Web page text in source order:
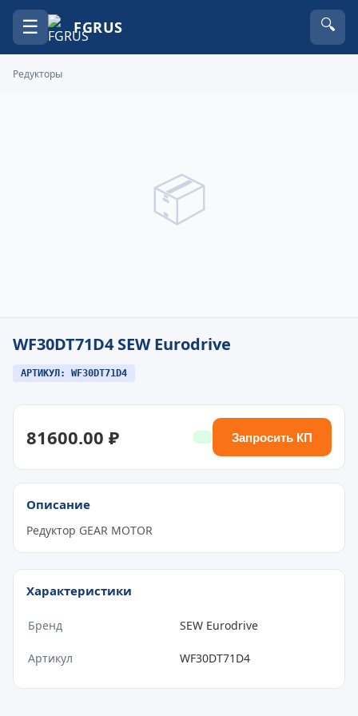
☰ FGRUS 🔍
Редукторы
📦
WF30DT71D4 SEW Eurodrive
АРТИКУЛ: WF30DT71D4
81600.00 ₽ Запросить КП
Описание
Редуктор GEAR MOTOR
Характеристики
Бренд SEW Eurodrive
Артикул WF30DT71D4